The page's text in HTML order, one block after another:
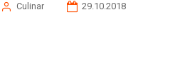
Сulinar
29.10.2018